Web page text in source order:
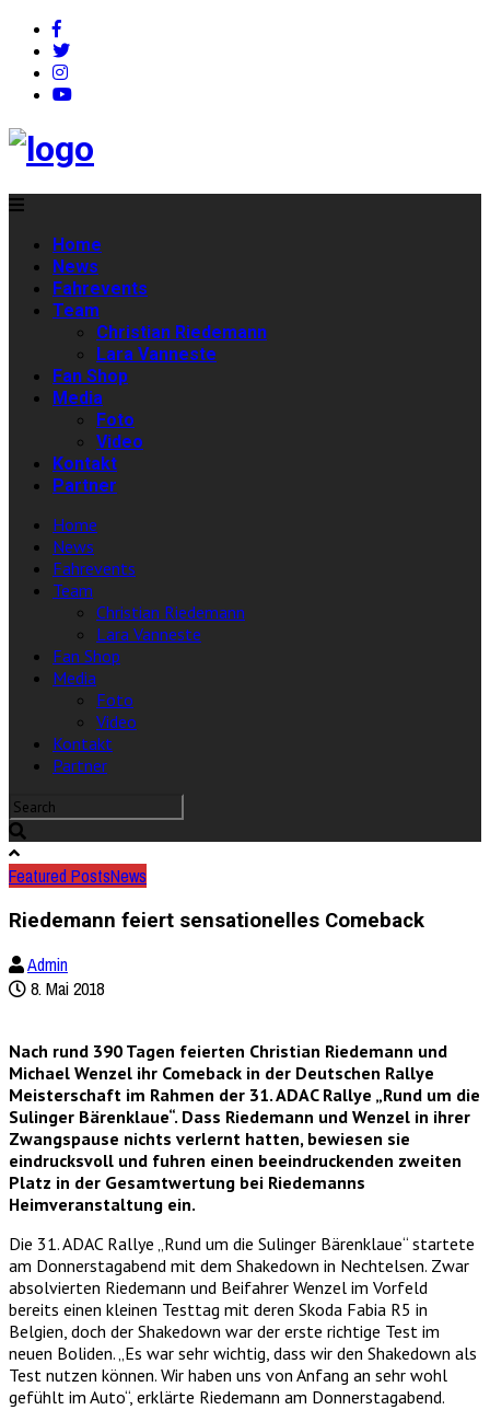
Home
News
Fahrevents
Team
Christian Riedemann
Lara Vanneste
Fan Shop
Media
Foto
Video
Kontakt
Partner
Home
News
Fahrevents
Team
Christian Riedemann
Lara Vanneste
Fan Shop
Media
Foto
Video
Kontakt
Partner
Featured PostsNews
Riedemann feiert sensationelles Comeback
Admin
8. Mai 2018
Nach rund 390 Tagen feierten Christian Riedemann und
Michael Wenzel ihr Comeback in der Deutschen Rallye
Meisterschaft im Rahmen der 31. ADAC Rallye „Rund um die
Sulinger Bärenklaue“. Dass Riedemann und Wenzel in ihrer
Zwangspause nichts verlernt hatten, bewiesen sie
eindrucksvoll und fuhren einen beeindruckenden zweiten
Platz in der Gesamtwertung bei Riedemanns
Heimveranstaltung ein.
Die 31. ADAC Rallye „Rund um die Sulinger Bärenklaue“ startete
am Donnerstagabend mit dem Shakedown in Nechtelsen. Zwar
absolvierten Riedemann und Beifahrer Wenzel im Vorfeld
bereits einen kleinen Testtag mit deren Skoda Fabia R5 in
Belgien, doch der Shakedown war der erste richtige Test im
neuen Boliden. „Es war sehr wichtig, dass wir den Shakedown als
Test nutzen können. Wir haben uns von Anfang an sehr wohl
gefühlt im Auto“, erklärte Riedemann am Donnerstagabend.